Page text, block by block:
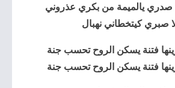
صدري يالميمة من بكري عذروني
صبري كيتخطاني نهبال
زينها فتنة يسكن الروح تحسب جنة
زينها فتنة يسكن الروح تحسب جنة